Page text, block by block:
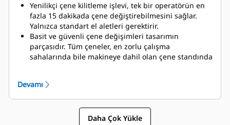
Yenilikçi çene kilitleme işlevi, tek bir operatörün en
fazla 15 dakikada çene değiştirebilmesini sağlar.
Yalnızca standart el aletleri gerektirir.
Basit ve güvenli çene değişimleri tasarımın
parçasıdır. Tüm çeneler, en zorlu çalışma
sahalarında bile makineye dahil olan çene standında
Devamı
Daha Çok Yükle